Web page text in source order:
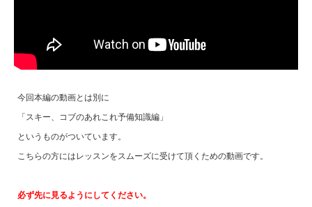
今回本編の動画とは別に
「スキー、コブのあれこれ予備知識編」
というものがついています。
こちらの方にはレッスンをスムーズに受けて頂くための動画です。
必ず先に見るようにしてください。